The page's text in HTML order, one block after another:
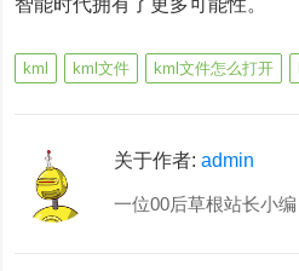
智能时代拥有了更多可能性。
kml kml文件 kml文件怎么打开
关于作者:admin
一位00后草根站长小编